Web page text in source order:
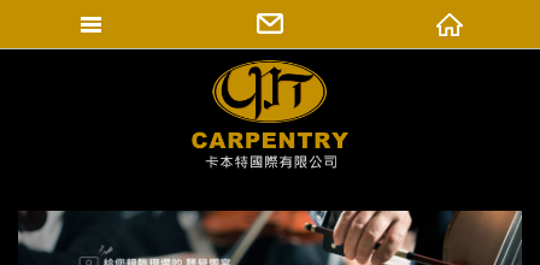
填寫匯款通知
登入會員
修改會員資料